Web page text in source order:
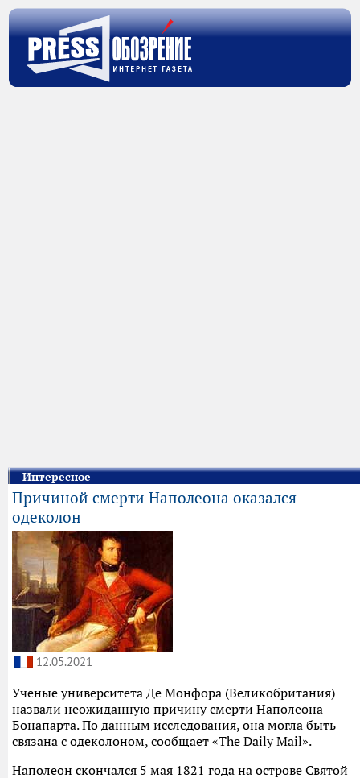
Интересное
Причиной смерти Наполеона оказался
одеколон
12.05.2021
Ученые университета Де Монфора (Великобритания)
назвали неожиданную причину смерти Наполеона
Бонапарта. По данным исследования, она могла быть
связана с одеколоном, сообщает «The Daily Mail».
Наполеон скончался 5 мая 1821 года на острове Святой